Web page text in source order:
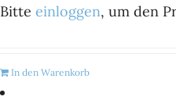
Bitte einloggen, um den
In den Warenkorb